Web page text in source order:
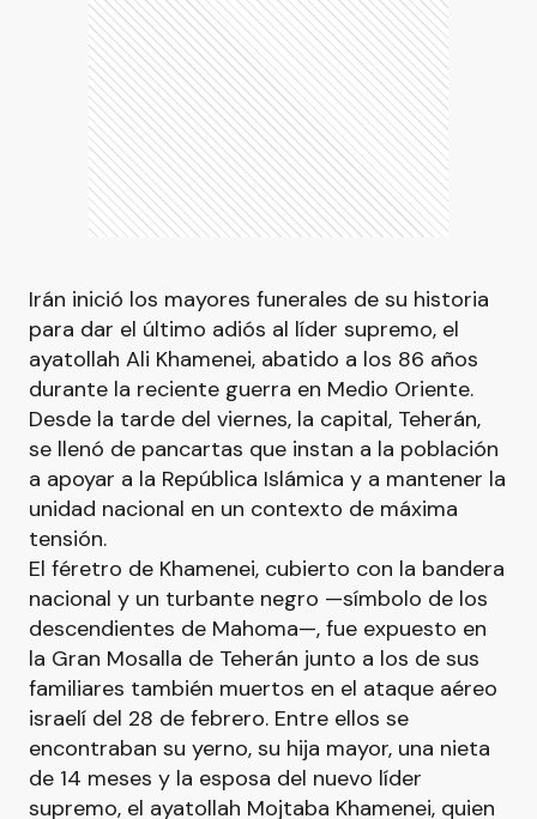
Irán inició los mayores funerales de su historia
para dar el último adiós al líder supremo, el
ayatollah Ali Khamenei, abatido a los 86 años
durante la reciente guerra en Medio Oriente.
Desde la tarde del viernes, la capital, Teherán,
se llenó de pancartas que instan a la población
a apoyar a la República Islámica y a mantener la
unidad nacional en un contexto de máxima
tensión.
El féretro de Khamenei, cubierto con la bandera
nacional y un turbante negro —símbolo de los
descendientes de Mahoma—, fue expuesto en
la Gran Mosalla de Teherán junto a los de sus
familiares también muertos en el ataque aéreo
israelí del 28 de febrero. Entre ellos se
encontraban su yerno, su hija mayor, una nieta
de 14 meses y la esposa del nuevo líder
supremo, el ayatollah Mojtaba Khamenei, quien